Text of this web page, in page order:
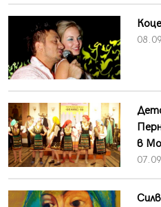
в